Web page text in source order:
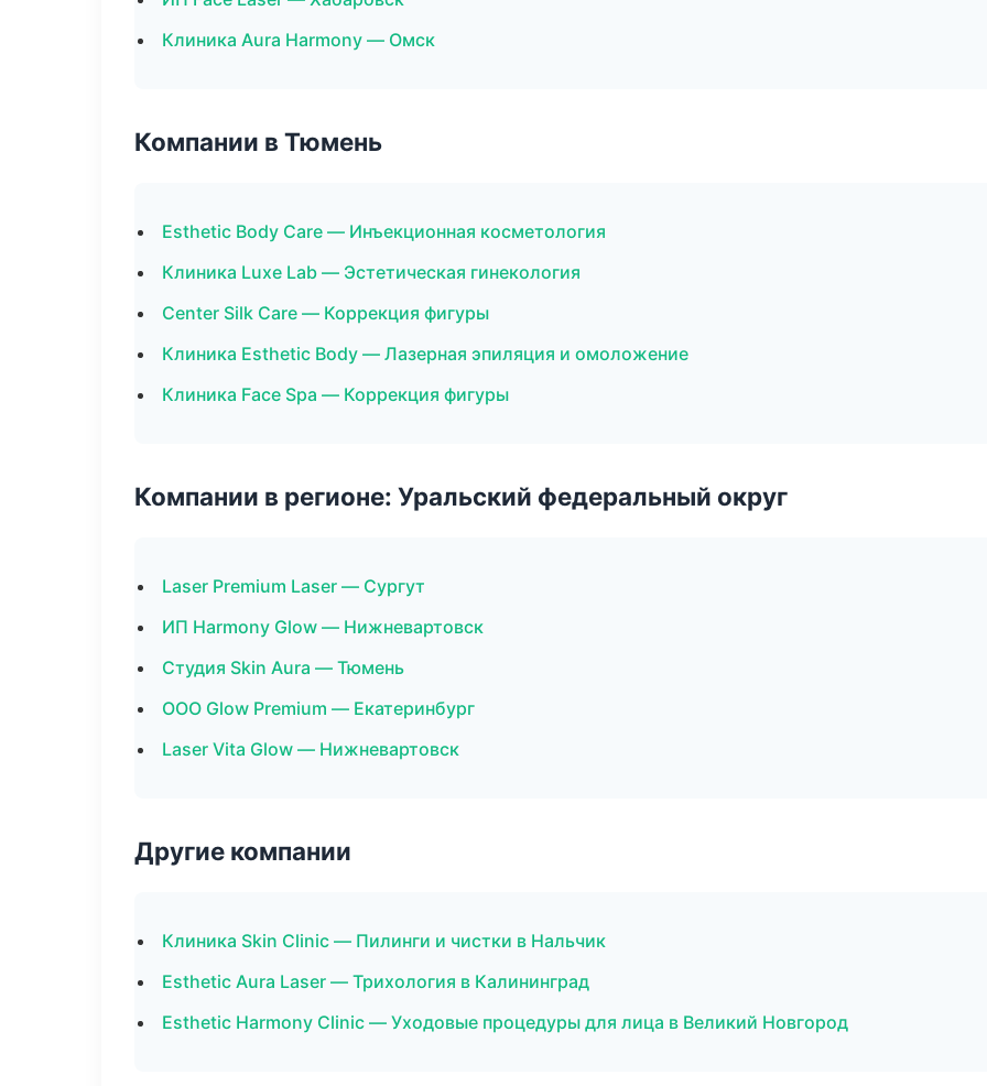
Клиника Aura Harmony — Омск
Компании в Тюмень
Esthetic Body Care — Инъекционная косметология
Клиника Luxe Lab — Эстетическая гинекология
Center Silk Care — Коррекция фигуры
Клиника Esthetic Body — Лазерная эпиляция и омоложение
Клиника Face Spa — Коррекция фигуры
Компании в регионе: Уральский федеральный округ
Laser Premium Laser — Сургут
ИП Harmony Glow — Нижневартовск
Студия Skin Aura — Тюмень
ООО Glow Premium — Екатеринбург
Laser Vita Glow — Нижневартовск
Другие компании
Клиника Skin Clinic — Пилинги и чистки в Нальчик
Esthetic Aura Laser — Трихология в Калининград
Esthetic Harmony Clinic — Уходовые процедуры для лица в Великий Новгород